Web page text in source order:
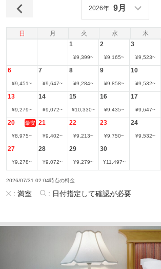
日 月 火 水 木
2026年 9月
1
¥9,399~
2
¥9,165~
3
¥9,523~
6
¥9,451~
7
¥9,647~
8
¥9,284~
9
¥9,858~
10
¥9,532~
13
¥9,279~
14
¥9,072~
15
¥10,330~
16
¥9,435~
17
¥9,647~
20 最安
¥8,975~
21
¥9,402~
22
¥9,213~
23
¥9,750~
24
¥9,532~
27
¥9,278~
28
¥9,072~
29
¥9,279~
30
¥11,497~
2026/07/31 02:04時点の料金
: 満室 : 日付指定して確認が必要